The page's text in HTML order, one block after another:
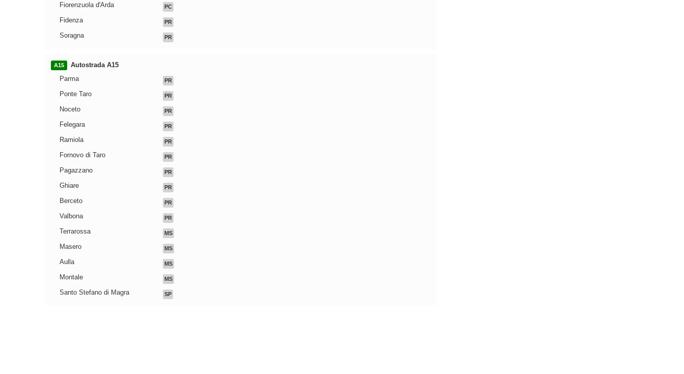
Fiorenzuola d'Arda PC
Fidenza PR
Soragna PR
A15
Autostrada A15
Parma
PR
Ponte Taro PR
Noceto PR
Felegara PR
Ramiola PR
Fornovo di Taro PR
Pagazzano PR
Ghiare PR
Berceto PR
Valbona PR
Terrarossa MS
Masero MS
Aulla MS
Montale MS
Santo Stefano di Magra SP